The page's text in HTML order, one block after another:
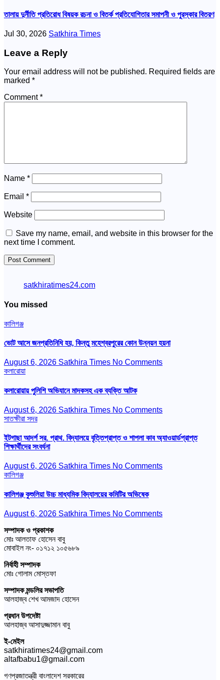
তালায় দুর্নীতি প্রতিরোধ বিষয়ক রচনা ও বিতর্ক প্রতিযোগিতার সমাপনী ও পুরস্কার বিতরণ
Jul 30, 2026 Satkhira Times
Leave a Reply
Your email address will not be published. Required fields are
marked *
Comment*
Name *
Email *
Website
Save my name, email, and website in this browser for the
next time I comment.
satkhiratimes24.com
You missed
কালিগঞ্জ
ভোট আসে জনপ্রতিনিধি হয়, কিন্তু মহেশ্বরপুরের কোন উন্নয়ন হয়না
August 6, 2026 Satkhira Times No Comments
কলারোয়া
কলারোয়ায় পুলিশি অভিযানে মাদকসহ এক ব্যক্তি আটক
August 6, 2026 Satkhira Times No Comments
সাতক্ষীরা সদর
ইটগাছা আদর্শ সর. প্রাথ. বিদ্যালয়ে বৃত্তিপ্রাপ্ত ও শাপলা কাব অ্যাওয়ার্ডপ্রাপ্ত
শিক্ষার্থীদের সংবর্ধনা
August 6, 2026 Satkhira Times No Comments
কালিগঞ্জ
কালিগঞ্জ কুশুলিয়া উচ্চ মাধ্যমিক বিদ্যালয়ের কমিটির অভিষেক
August 6, 2026 Satkhira Times No Comments
সম্পাদক ও প্রকাশক
মোঃ আলতাফ হোসেন বাবু
মোবাইল নং- ০১৭১২ ১০৫৬৮৯
নির্বাহী সম্পাদক
মোঃ গোলাম মোস্তফা
সম্পাদক মন্ডলির সভাপতি
আলহাজ্ব শেখ আমজাদ হোসেন
প্রধান উপদেষ্টা
আলহাজ্ব আসাদুজ্জামান বাবু
ই-মেইল
satkhiratimes24@gmail.com
altafbabu1@gmail.com
গণপ্রজাতন্ত্রী বাংলাদেশ সরকারের